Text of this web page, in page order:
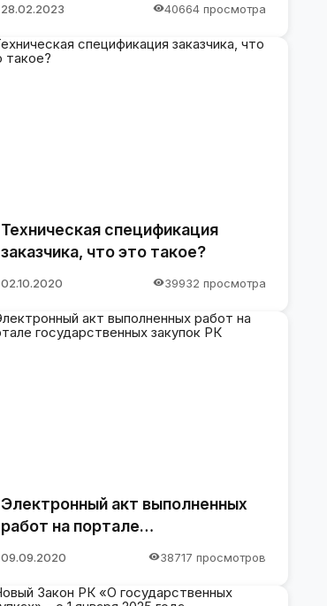
28.02.2023 40664 просмотра
Техническая спецификация
заказчика, что это такое?
02.10.2020 39932 просмотра
Электронный акт выполненных
работ на портале
09.09.2020 38717 просмотров